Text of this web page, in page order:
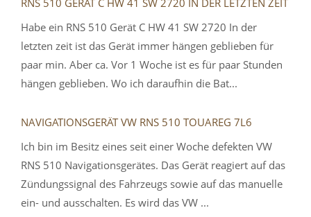
Habe ein RNS 510 Gerät C HW 41 SW 2720 In der
letzten zeit ist das Gerät immer hängen geblieben für
paar min. Aber ca. Vor 1 Woche ist es für paar Stunden
hängen geblieben. Wo ich daraufhin die Bat...
NAVIGATIONSGERÄT VW RNS 510 TOUAREG 7L6
Ich bin im Besitz eines seit einer Woche defekten VW
RNS 510 Navigationsgerätes. Das Gerät reagiert auf das
Zündungssignal des Fahrzeugs sowie auf das manuelle
ein- und ausschalten. Es wird das VW ...